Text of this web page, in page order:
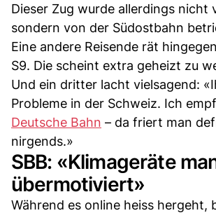
Dieser Zug wurde allerdings nicht
sondern von der Südostbahn
Eine andere Reisende rät
S9. Die scheint extra geheizt zu
Und ein dritter lacht vielsagend:
Probleme in der Schweiz. Ich
Deutsche Bahn – da friert man
nirgends.»
SBB: «Klimageräte
übermotiviert»
Während es online heiss hergeht,